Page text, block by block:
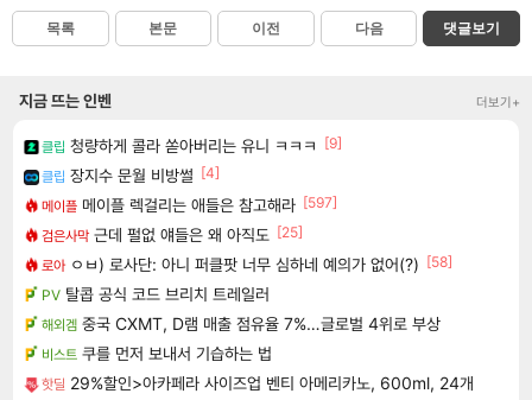
목록 본문 이전 다음 댓글보기
지금 뜨는 인벤 더보기+
클립 청량하게 콜라 쏟아버리는 유니 ㅋㅋㅋ [9]
클립 장지수 문월 비방썰 [4]
메이플 메이플 렉걸리는 애들은 참고해라 [597]
검은사막 근데 펄없 얘들은 왜 아직도 [25]
로아 ㅇㅂ) 로사단: 아니 퍼클팟 너무 심하네 예의가 없어(?) [58]
PV 탈콥 공식 코드 브리치 트레일러
해외겜 중국 CXMT, D램 매출 점유율 7%…글로벌 4위로 부상
비스트 쿠를 먼저 보내서 기습하는 법
핫딜 29%할인>아카페라 사이즈업 벤티 아메리카노, 600ml, 24개